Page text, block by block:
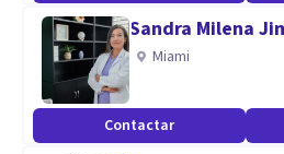
Facilidad de relaciónSandra Milena
Miami
Contactar